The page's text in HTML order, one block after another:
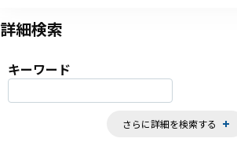
詳細検索
キーワード
さらに詳細を検索する